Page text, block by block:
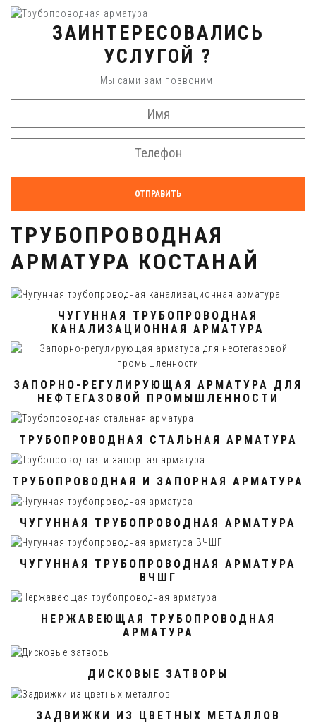
ЗАИНТЕРЕСОВАЛИСЬ
УСЛУГОЙ ?
Мы сами вам позвоним!
ОТПРАВИТЬ
ТРУБОПРОВОДНАЯ
АРМАТУРА КОСТАНАЙ
ЧУГУННАЯ ТРУБОПРОВОДНАЯ
КАНАЛИЗАЦИОННАЯ АРМАТУРА
ЗАПОРНО-РЕГУЛИРУЮЩАЯ АРМАТУРА ДЛЯ
НЕФТЕГАЗОВОЙ ПРОМЫШЛЕННОСТИ
ТРУБОПРОВОДНАЯ СТАЛЬНАЯ АРМАТУРА
ТРУБОПРОВОДНАЯ И ЗАПОРНАЯ АРМАТУРА
ЧУГУННАЯ ТРУБОПРОВОДНАЯ АРМАТУРА
ЧУГУННАЯ ТРУБОПРОВОДНАЯ АРМАТУРА
ВЧШГ
НЕРЖАВЕЮЩАЯ ТРУБОПРОВОДНАЯ
АРМАТУРА
ДИСКОВЫЕ ЗАТВОРЫ
ЗАДВИЖКИ ИЗ ЦВЕТНЫХ МЕТАЛЛОВ